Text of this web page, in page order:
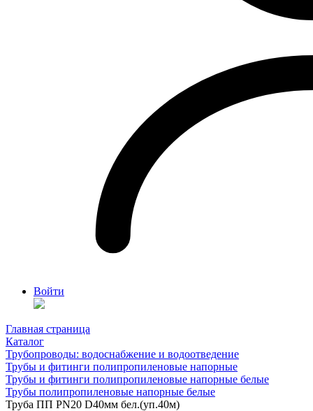
Войти
Главная страница
Каталог
Трубопроводы: водоснабжение и водоотведение
Трубы и фитинги полипропиленовые напорные
Трубы и фитинги полипропиленовые напорные белые
Трубы полипропиленовые напорные белые
Труба ПП РN20 D40мм бел.(уп.40м)